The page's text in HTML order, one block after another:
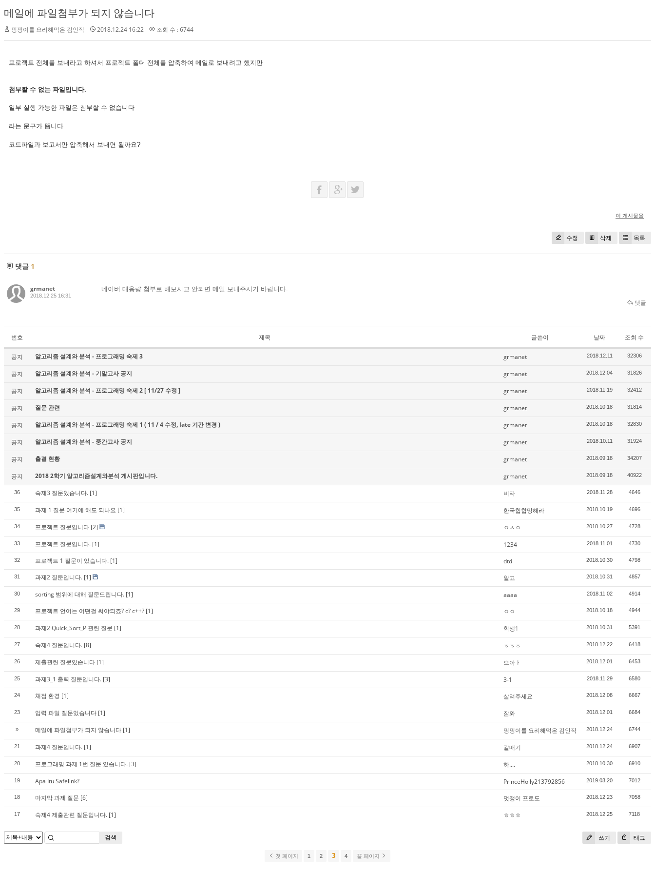
메일에 파일첨부가 되지 않습니다
핑핑이를 요리해먹은 김인직 2018.12.24 16:22 조회 수 : 6744
프로젝트 전체를 보내라고 하셔서 프로젝트 폴더 전체를 압축하여 메일로 보내려고 했지만
첨부할 수 없는 파일입니다.
일부 실행 가능한 파일은 첨부할 수 없습니다
라는 문구가 뜹니다
코드파일과 보고서만 압축해서 보내면 될까요?
이 게시물을
수정 삭제 목록
댓글 1
grmanet
2018.12.25 16:31
네이버 대용량 첨부로 해보시고 안되면 메일 보내주시기 바랍니다.
댓글
번호 제목 글쓴이 날짜 조회 수
공지 알고리즘 설계와 분석 - 프로그래밍 숙제 3 grmanet 2018.12.11 32306
공지 알고리즘 설계와 분석 - 기말고사 공지 grmanet 2018.12.04 31826
공지 알고리즘 설계와 분석 - 프로그래밍 숙제 2 [ 11/27 수정 ] grmanet 2018.11.19 32412
공지 질문 관련 grmanet 2018.10.18 31814
공지 알고리즘 설계와 분석 - 프로그래밍 숙제 1 ( 11 / 4 수정, late 기간 변경 ) grmanet 2018.10.18 32830
공지 알고리즘 설계와 분석 - 중간고사 공지 grmanet 2018.10.11 31924
공지 출결 현황 grmanet 2018.09.18 34207
공지 2018 2학기 알고리즘설계와분석 게시판입니다. grmanet 2018.09.18 40922
36 숙제3 질문있습니다. [1] 비타 2018.11.28 4646
35 과제 1 질문 여기에 해도 되나요 [1] 한국힙합망해라 2018.10.19 4696
34 프로젝트 질문입니다 [2] ㅇㅅㅇ 2018.10.27 4728
33 프로젝트 질문입니다. [1] 1234 2018.11.01 4730
32 프로젝트 1 질문이 있습니다. [1] dtd 2018.10.30 4798
31 과제2 질문입니다. [1] 알고 2018.10.31 4857
30 sorting 범위에 대해 질문드립니다. [1] aaaa 2018.11.02 4914
29 프로젝트 언어는 어떤걸 써야되죠? c? c++? [1] ㅇㅇ 2018.10.18 4944
28 과제2 Quick_Sort_P 관련 질문 [1] 학생1 2018.10.31 5391
27 숙제4 질문입니다. [8] ㅎㅎㅎ 2018.12.22 6418
26 제출관련 질문있습니다 [1] 으아ㅏ 2018.12.01 6453
25 과제3_1 출력 질문입니다. [3] 3-1 2018.11.29 6580
24 채점 환경 [1] 살려주세요 2018.12.08 6667
23 입력 파일 질문있습니다 [1] 잠와 2018.12.01 6684
» 메일에 파일첨부가 되지 않습니다 [1] 핑핑이를 요리해먹은 김인직 2018.12.24 6744
21 과제4 질문입니다. [1] 갈매기 2018.12.24 6907
20 프로그래밍 과제 1번 질문 있습니다. [3] 하.... 2018.10.30 6910
19 Apa Itu Safelink? PrinceHolly213792856 2019.03.20 7012
18 마지막 과제 질문 [6] 멋쟁이 프로도 2018.12.23 7058
17 숙제4 제출관련 질문입니다. [1] ㅎㅎㅎ 2018.12.25 7118
쓰기 태그
검색
첫 페이지 1 2 3 4 끝 페이지